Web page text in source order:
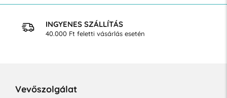
INGYENES SZÁLLÍTÁS
40.000 Ft feletti vásárlás esetén
Vevőszolgálat